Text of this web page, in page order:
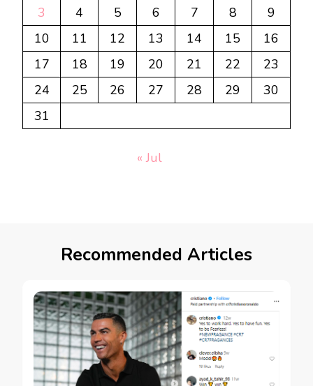
3
4 5 6 7 8
9
10
11 12 13 14 15
16
17
18 19 20 21 22
23
24
25 26 27 28 29
30
31
« Jul
Recommended Articles